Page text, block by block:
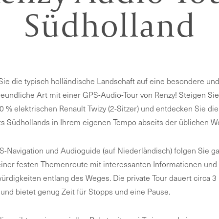
Südholland
die typisch holländische Landschaft auf eine besondere und
Art mit einer GPS-Audio-Tour von Renzy! Steigen
% elektrischen Renault Twizy (2-Sitzer) und entdecken Sie die
Südhollands in Ihrem eigenen Tempo abseits der üblichen
Navigation und Audioguide (auf Niederländisch) folgen Sie
festen Themenroute mit interessanten Informationen und
entlang des Weges. Die private Tour dauert circa 3
bietet genug Zeit für Stopps und eine Pause.